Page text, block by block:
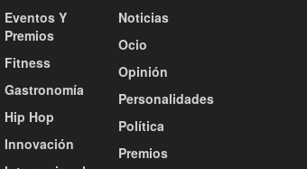
Eventos Y
Premios
Fitness
Gastronomía
Hip Hop
Innovación
Noticias
Ocio
Opinión
Personalidades
Política
Premios